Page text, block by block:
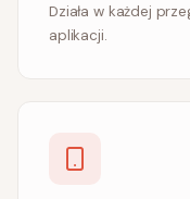
Działa w każdej
aplikacji.